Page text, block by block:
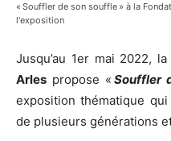
« Souffler de son souffle » à la
l'exposition
Jusqu’au 1er mai 2022, la
Arles propose « Souffler
exposition thématique
de plusieurs générations